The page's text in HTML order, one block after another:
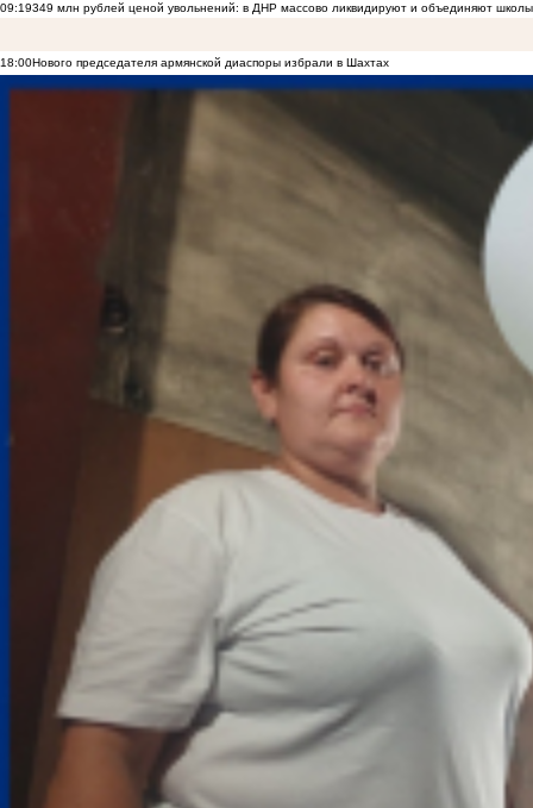
09:19349 млн рублей ценой увольнений: в ДНР массово ликвидируют и объединяют
18:00Нового председателя армянской диаспоры избрали в Шахтах